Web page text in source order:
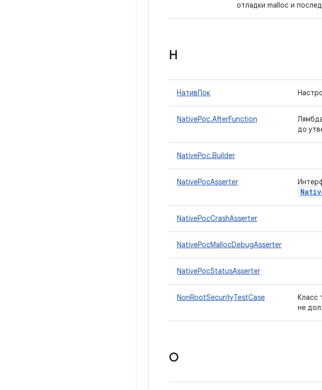
отладки malloc и
Н
НативПок
NativePoc.AfterFunction
до
NativePoc.Builder
NativePocAsserter
NativePocCrashAsserter
NativePocMallocDebugAsserter
NativePocStatusAsserter
NonRootSecurityTestCase
Класс
не
О